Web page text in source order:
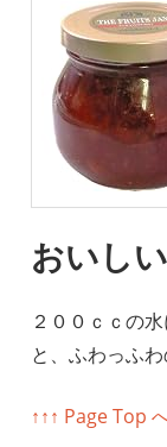
おいし
２００ｃｃの
と、ふわっふ
↑↑↑ Page Top